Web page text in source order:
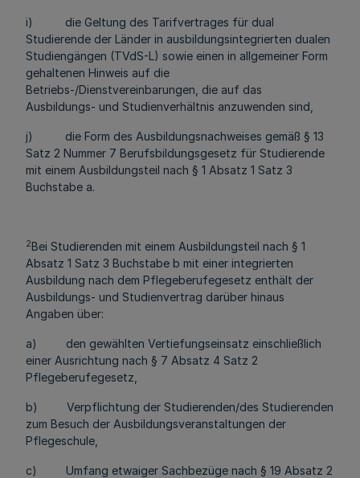
i) die Geltung des Tarifvertrages für dual
Studierende der Länder in ausbildungsintegrierten dualen
Studiengängen (TVdS-L) sowie einen in allgemeiner Form
gehaltenen Hinweis auf die
Betriebs-/Dienstvereinbarungen, die auf das
Ausbildungs- und Studienverhältnis anzuwenden sind,
j) die Form des Ausbildungsnachweises gemäß § 13
Satz 2 Nummer 7 Berufsbildungsgesetz für Studierende
mit einem Ausbildungsteil nach § 1 Absatz 1 Satz 3
Buchstabe a.
2Bei Studierenden mit einem Ausbildungsteil nach § 1
Absatz 1 Satz 3 Buchstabe b mit einer integrierten
Ausbildung nach dem Pflegeberufegesetz enthält der
Ausbildungs- und Studienvertrag darüber hinaus
Angaben über:
a) den gewählten Vertiefungseinsatz einschließlich
einer Ausrichtung nach § 7 Absatz 4 Satz 2
Pflegeberufegesetz,
b) Verpflichtung der Studierenden/des Studierenden
zum Besuch der Ausbildungsveranstaltungen der
Pflegeschule,
c) Umfang etwaiger Sachbezüge nach § 19 Absatz 2